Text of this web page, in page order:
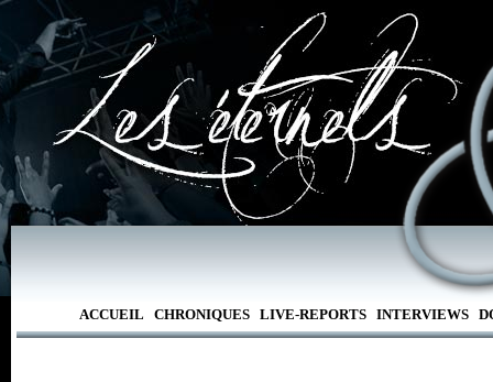
ACCUEIL CHRONIQUES LIVE-REPORTS INTERVIEWS